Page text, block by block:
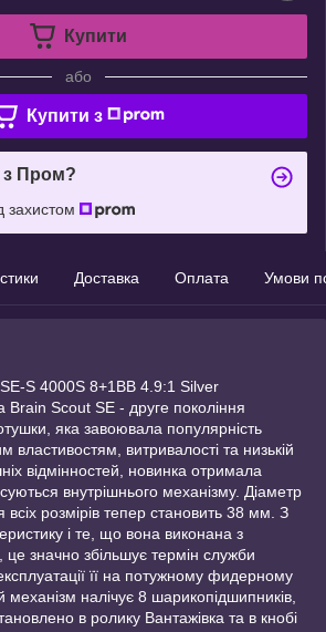
Купити
або
Купити з
з Пром?
захистом
Доставка Оплата Умови
S 4000S 8+1BB 4.9:1 Silver
Scout SE - друге покоління
яка завоювала популярність
властивостям, витривалості та низькій
відмінностей, новинка отримала
внутрішнього механізму. Діаметр
всіх розмірів тепер становить 38 мм. З
і те, що вона виконана з
це значно збільшує термін служби
її на потужному фидерному
механізм налічує 8 шарикопідшипників,
в ролику Вантажівка та в кнобі